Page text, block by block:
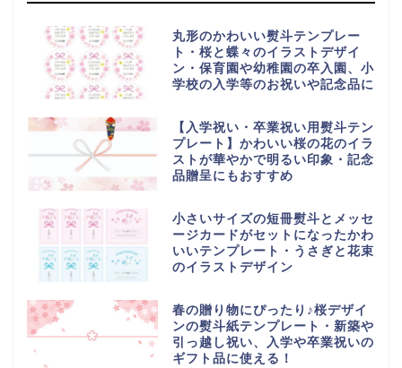
丸形のかわいい熨斗テンプレー
ト・桜と蝶々のイラストデザイ
ン・保育園や幼稚園の卒入園、小
学校の入学等のお祝いや記念品に
【入学祝い・卒業祝い用熨斗テン
プレート】かわいい桜の花のイラ
ストが華やかで明るい印象・記念
品贈呈にもおすすめ
小さいサイズの短冊熨斗とメッセ
ージカードがセットになったかわ
いいテンプレート・うさぎと花束
のイラストデザイン
春の贈り物にぴったり♪桜デザイ
ンの熨斗紙テンプレート・新築や
引っ越し祝い、入学や卒業祝いの
ギフト品に使える！